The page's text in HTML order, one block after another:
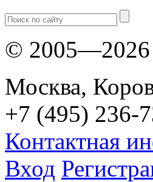
© 2005—2026
Москва,
+7 (495) 236-
Контактная
Вход